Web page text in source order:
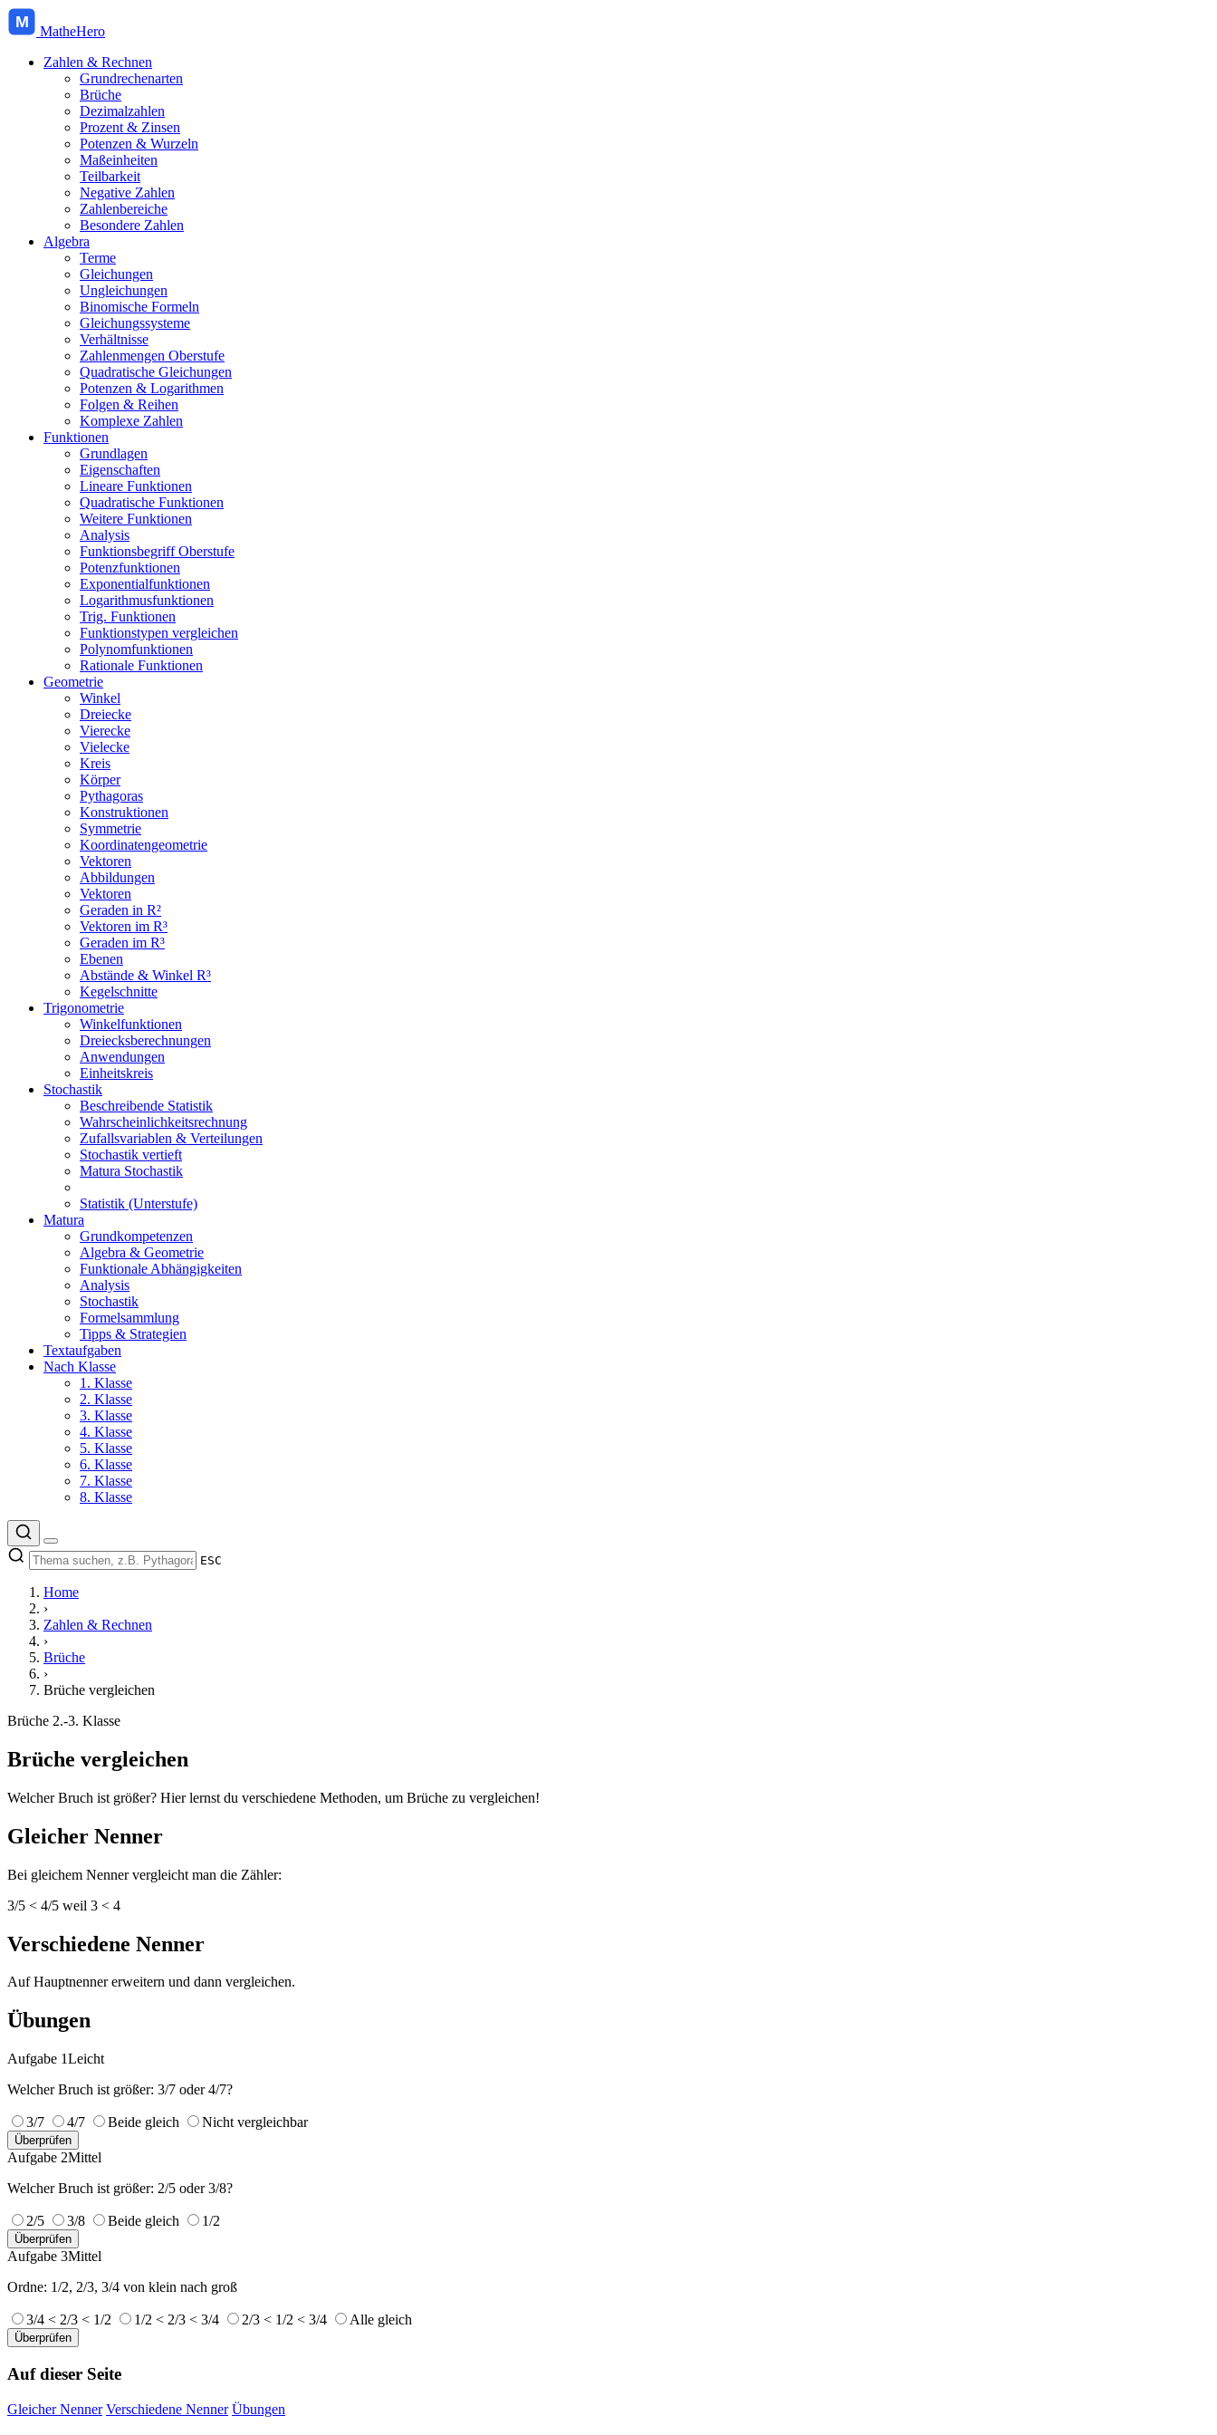
M
MatheHero
Zahlen & Rechnen
Grundrechenarten
Brüche
Dezimalzahlen
Prozent & Zinsen
Potenzen & Wurzeln
Maßeinheiten
Teilbarkeit
Negative Zahlen
Zahlenbereiche
Besondere Zahlen
Algebra
Terme
Gleichungen
Ungleichungen
Binomische Formeln
Gleichungssysteme
Verhältnisse
Zahlenmengen Oberstufe
Quadratische Gleichungen
Potenzen & Logarithmen
Folgen & Reihen
Komplexe Zahlen
Funktionen
Grundlagen
Eigenschaften
Lineare Funktionen
Quadratische Funktionen
Weitere Funktionen
Analysis
Funktionsbegriff Oberstufe
Potenzfunktionen
Exponentialfunktionen
Logarithmusfunktionen
Trig. Funktionen
Funktionstypen vergleichen
Polynomfunktionen
Rationale Funktionen
Geometrie
Winkel
Dreiecke
Vierecke
Vielecke
Kreis
Körper
Pythagoras
Konstruktionen
Symmetrie
Koordinatengeometrie
Vektoren
Abbildungen
Vektoren
Geraden in R²
Vektoren im R³
Geraden im R³
Ebenen
Abstände & Winkel R³
Kegelschnitte
Trigonometrie
Winkelfunktionen
Dreiecksberechnungen
Anwendungen
Einheitskreis
Stochastik
Beschreibende Statistik
Wahrscheinlichkeitsrechnung
Zufallsvariablen & Verteilungen
Stochastik vertieft
Matura Stochastik
Statistik (Unterstufe)
Matura
Grundkompetenzen
Algebra & Geometrie
Funktionale Abhängigkeiten
Analysis
Stochastik
Formelsammlung
Tipps & Strategien
Textaufgaben
Nach Klasse
1. Klasse
2. Klasse
3. Klasse
4. Klasse
5. Klasse
6. Klasse
7. Klasse
8. Klasse
ESC
Home
›
Zahlen & Rechnen
›
Brüche
›
Brüche vergleichen
Brüche 2.-3. Klasse
Brüche vergleichen
Welcher Bruch ist größer? Hier lernst du verschiedene Methoden, um Brüche zu vergleichen!
Gleicher Nenner
Bei gleichem Nenner vergleicht man die Zähler:
3/5 < 4/5 weil 3 < 4
Verschiedene Nenner
Auf Hauptnenner erweitern und dann vergleichen.
Übungen
Aufgabe 1Leicht
Welcher Bruch ist größer: 3/7 oder 4/7?
3/7 4/7 Beide gleich Nicht vergleichbar
Überprüfen
Aufgabe 2Mittel
Welcher Bruch ist größer: 2/5 oder 3/8?
2/5 3/8 Beide gleich 1/2
Überprüfen
Aufgabe 3Mittel
Ordne: 1/2, 2/3, 3/4 von klein nach groß
3/4 < 2/3 < 1/2 1/2 < 2/3 < 3/4 2/3 < 1/2 < 3/4 Alle gleich
Überprüfen
Auf dieser Seite
Gleicher Nenner Verschiedene Nenner Übungen